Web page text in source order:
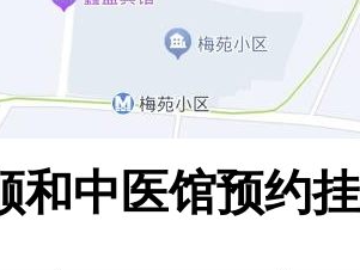
和中医馆预约